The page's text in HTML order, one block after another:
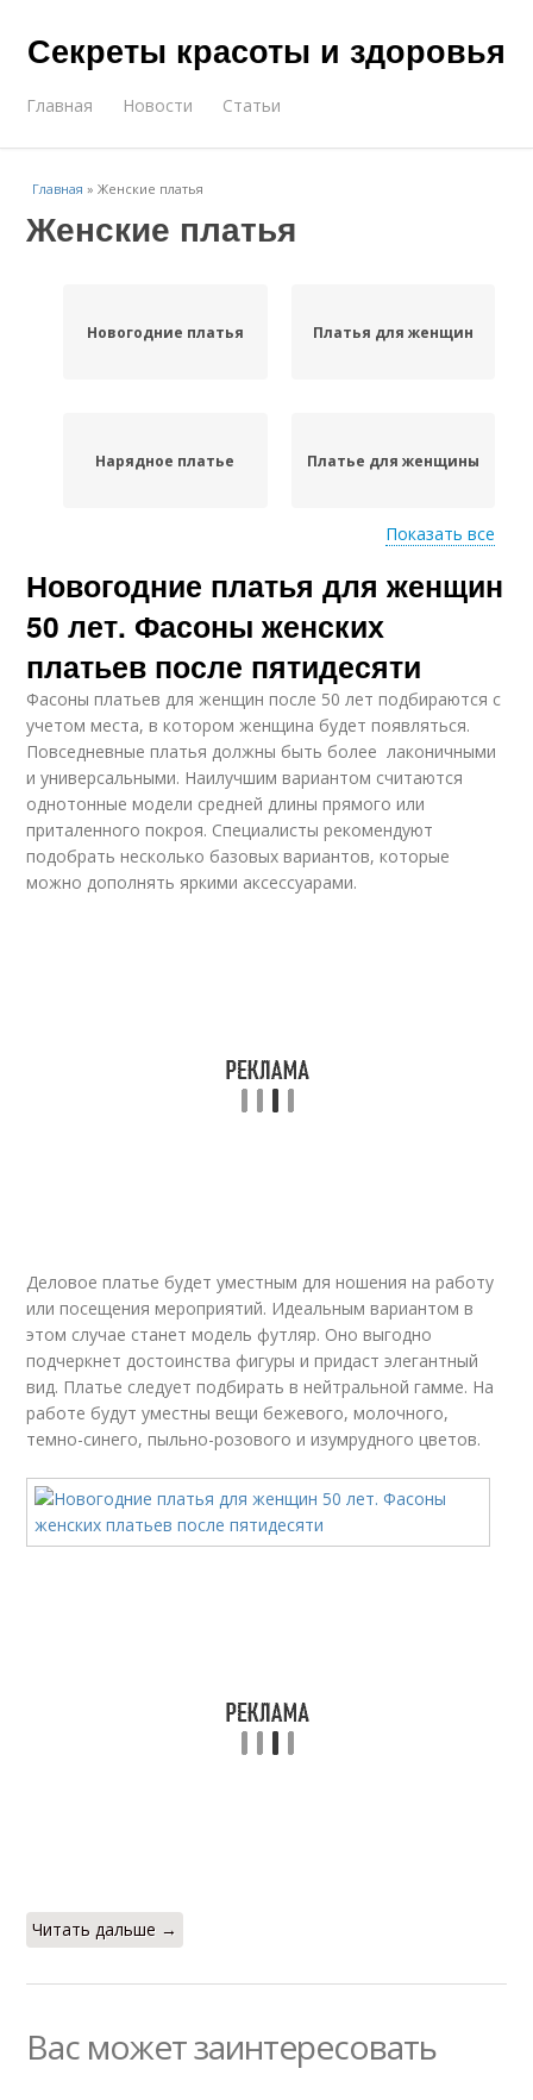
Секреты красоты и здоровья
Главная Новости Статьи
Главная »Женские платья
Женские платья
Новогодние платья Платья для женщин
Нарядное платье Платье для женщины
Платье на юбилей Вечерние платья
Показать все
Новогодние платья для женщин
50 лет. Фасоны женских
платьев после пятидесяти
Фасоны платьев для женщин после 50 лет подбираются с
учетом места, в котором женщина будет появляться.
Повседневные платья должны быть более лаконичными
и универсальными. Наилучшим вариантом считаются
однотонные модели средней длины прямого или
приталенного покроя. Специалисты рекомендуют
подобрать несколько базовых вариантов, которые
можно дополнять яркими аксессуарами.
Деловое платье будет уместным для ношения на работу
или посещения мероприятий. Идеальным вариантом в
этом случае станет модель футляр. Оно выгодно
подчеркнет достоинства фигуры и придаст элегантный
вид. Платье следует подбирать в нейтральной гамме. На
работе будут уместны вещи бежевого, молочного,
темно-синего, пыльно-розового и изумрудного цветов.
Читать дальше →
Вас может заинтересовать